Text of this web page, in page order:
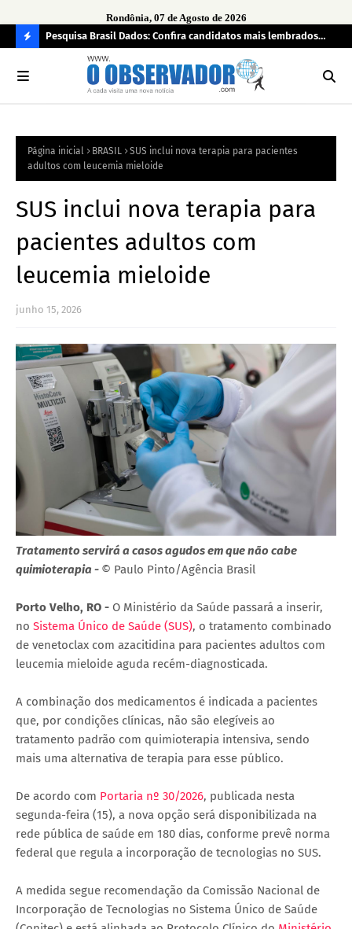
Rondônia, 07 de Agosto de 2026
O
R
Pesquisa Brasil Dados: Confira candidatos mais lembrados
pelo eleitorado de Rondônia para deputado estadual
Página inicial BRASIL
SUS inclui nova terapia para pacientes
adultos com leucemia mieloide
SUS inclui nova terapia para
pacientes adultos com
leucemia mieloide
junho 15, 2026
Tratamento servirá a casos agudos em que não cabe
quimioterapia - © Paulo Pinto/Agência Brasil
Porto Velho, RO - O Ministério da Saúde passará a inserir,
no Sistema Único de Saúde (SUS), o tratamento combinado
de venetoclax com azacitidina para pacientes adultos com
leucemia mieloide aguda recém-diagnosticada.
A combinação dos medicamentos é indicada a pacientes
que, por condições clínicas, não são elegíveis ao
tratamento padrão com quimioterapia intensiva, sendo
mais uma alternativa de terapia para esse público.
De acordo com Portaria nº 30/2026, publicada nesta
segunda-feira (15), a nova opção será disponibilizada na
rede pública de saúde em 180 dias, conforme prevê norma
federal que regula a incorporação de tecnologias no SUS.
A medida segue recomendação da Comissão Nacional de
Incorporação de Tecnologias no Sistema Único de Saúde